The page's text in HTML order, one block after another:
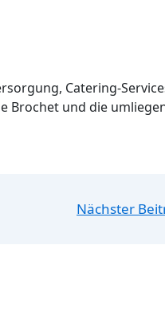
Catering-
Brochet und die
Nächster